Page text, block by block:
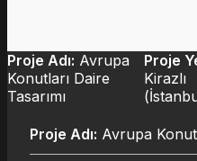
Proje Adı: Avrupa
Konutları Daire
Tasarımı
Proje
Kirazlı
Proje Adı: Avrupa